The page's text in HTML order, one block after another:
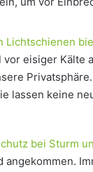
eisiger Kälte
lassen keine
bei Sturm